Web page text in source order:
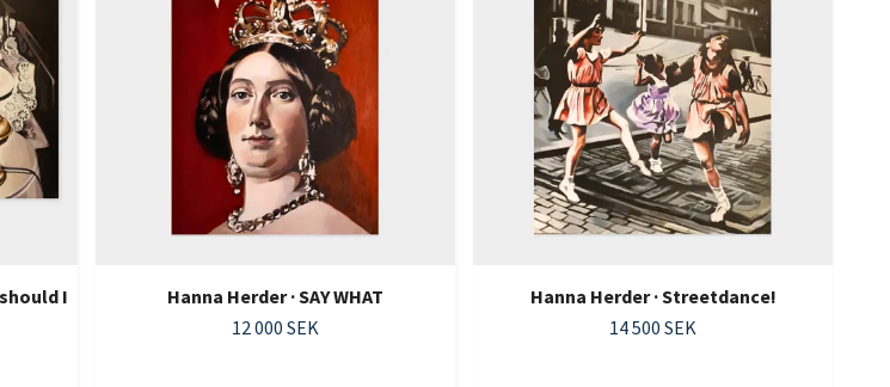
I
Hanna Herder · SAY WHAT
12 000 SEK
Hanna Herder · Streetdance!
14 500 SEK